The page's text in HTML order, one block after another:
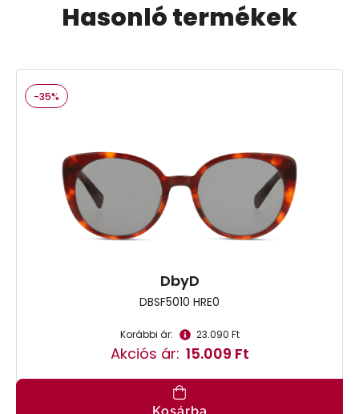
Hasonló termékek
-35%
DbyD
DBSF5010 HRE0
Korábbi ár: 23.090 Ft
Akciós ár: 15.009 Ft